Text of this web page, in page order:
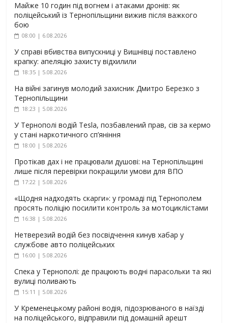
Майже 10 годин під вогнем і атаками дронів: як
поліцейський із Тернопільщини вижив після важкого
бою
08:00 | 6.08.2026
У справі вбивства випускниці у Вишнівці поставлено
крапку: апеляцію захисту відхилили
18:35 | 5.08.2026
На війні загинув молодий захисник Дмитро Березко з
Тернопільщини
18:23 | 5.08.2026
У Тернополі водій Tesla, позбавлений прав, сів за кермо
у стані наркотичного сп’яніння
18:00 | 5.08.2026
Протікав дах і не працювали душові: на Тернопільщині
лише після перевірки покращили умови для ВПО
17:22 | 5.08.2026
«Щодня надходять скарги»: у громаді під Тернополем
просять поліцію посилити контроль за мотоциклістами
16:38 | 5.08.2026
Нетверезий водій без посвідчення кинув хабар у
службове авто поліцейських
16:00 | 5.08.2026
Спека у Тернополі: де працюють водні парасольки та які
вулиці поливають
15:11 | 5.08.2026
У Кременецькому районі водія, підозрюваного в наїзді
на поліцейського, відправили під домашній арешт